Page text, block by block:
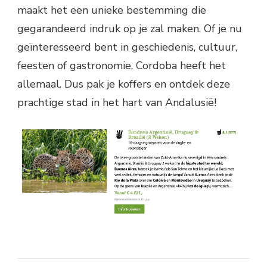
maakt het een unieke bestemming die
gegarandeerd indruk op je zal maken. Of je nu
geïnteresseerd bent in geschiedenis, cultuur,
feesten of gastronomie, Cordoba heeft het
allemaal. Dus pak je koffers en ontdek deze
prachtige stad in het hart van Andalusië!